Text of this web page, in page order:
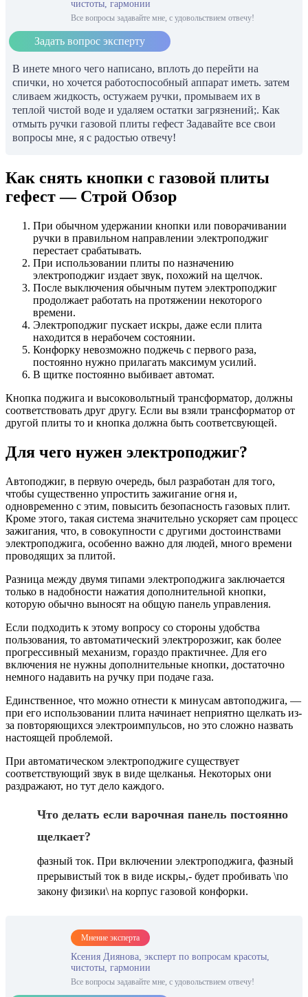
чистоты, гармонии
Все вопросы задавайте мне, с удовольствием отвечу!
Задать вопрос эксперту
В инете много чего написано, вплоть до перейти на
спички, но хочется работоспособный аппарат иметь. затем
сливаем жидкость, остужаем ручки, промываем их в
теплой чистой воде и удаляем остатки загрязнений;. Как
отмыть ручки газовой плиты гефест Задавайте все свои
вопросы мне, я с радостью отвечу!
Как снять кнопки с газовой плиты
гефест — Строй Обзор
При обычном удержании кнопки или поворачивании
ручки в правильном направлении электроподжиг
перестает срабатывать.
При использовании плиты по назначению
электроподжиг издает звук, похожий на щелчок.
После выключения обычным путем электроподжиг
продолжает работать на протяжении некоторого
времени.
Электроподжиг пускает искры, даже если плита
находится в нерабочем состоянии.
Конфорку невозможно поджечь с первого раза,
постоянно нужно прилагать максимум усилий.
В щитке постоянно выбивает автомат.
Кнопка поджига и высоковольтный трансформатор, должны
соответствовать друг другу. Если вы взяли трансформатор от
другой плиты то и кнопка должна быть соответсвующей.
Для чего нужен электроподжиг?
Автоподжиг, в первую очередь, был разработан для того,
чтобы существенно упростить зажигание огня и,
одновременно с этим, повысить безопасность газовых плит.
Кроме этого, такая система значительно ускоряет сам процесс
зажигания, что, в совокупности с другими достоинствами
электроподжига, особенно важно для людей, много времени
проводящих за плитой.
Разница между двумя типами электроподжига заключается
только в надобности нажатия дополнительной кнопки,
которую обычно выносят на общую панель управления.
Если подходить к этому вопросу со стороны удобства
пользования, то автоматический электророзжиг, как более
прогрессивный механизм, гораздо практичнее. Для его
включения не нужны дополнительные кнопки, достаточно
немного надавить на ручку при подаче газа.
Единственное, что можно отнести к минусам автоподжига, —
при его использовании плита начинает неприятно щелкать из-
за повторяющихся электроимпульсов, но это сложно назвать
настоящей проблемой.
При автоматическом электроподжиге существует
соответствующий звук в виде щелканья. Некоторых они
раздражают, но тут дело каждого.
Что делать если варочная панель постоянно
щелкает?
фазный ток. При включении электроподжига, фазный
прерывистый ток в виде искры,- будет пробивать \по
закону физики\ на корпус газовой конфорки.
Мнение эксперта
Ксения Диянова, эксперт по вопросам красоты,
чистоты, гармонии
Все вопросы задавайте мне, с удовольствием отвечу!